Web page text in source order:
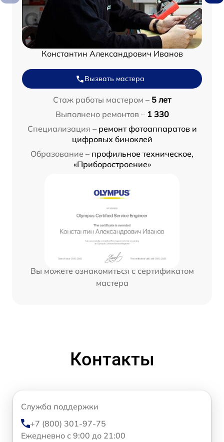
Константин Александрович Иванов
Вызвать мастера
Стаж работы мастером – 5 лет
Выполнено ремонтов – 1 330
Специализация – ремонт фотоаппаратов и
цифровых биноклей
Образование – профильное техническое,
«Приборостроение»
Вы можете ознакомиться с сертификатом
мастера
Контакты
Служба поддержки
+7 (800) 301-97-75
Ежедневно с 9:00 до 21:00